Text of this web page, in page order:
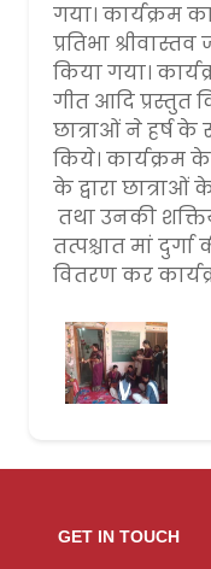
गया। कार्यक्रम
प्रतिभा
किया गया।
गीत आदि प्रस्तुत
छात्राओं ने हर्ष
किये। कार्यक्रम
के द्वारा छात्राओं
तथा उनकी
तत्पश्चात मां
वितरण कर
GET IN TOUCH